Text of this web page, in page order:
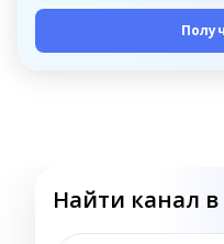
Найти канал в